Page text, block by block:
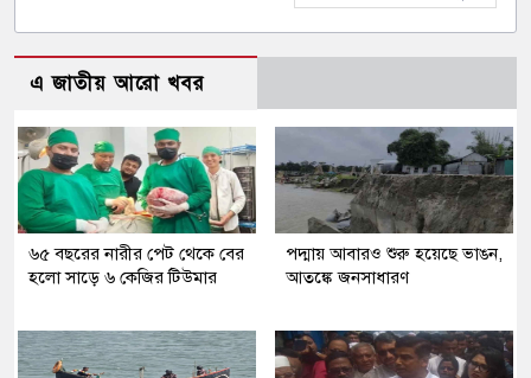
এ জাতীয় আরো খবর
৬৫ বছরের নারীর পেট থেকে বের
হলো সাড়ে ৬ কেজির টিউমার
পদ্মায় আবারও শুরু হয়েছে ভাঙন,
আতঙ্কে জনসাধারণ